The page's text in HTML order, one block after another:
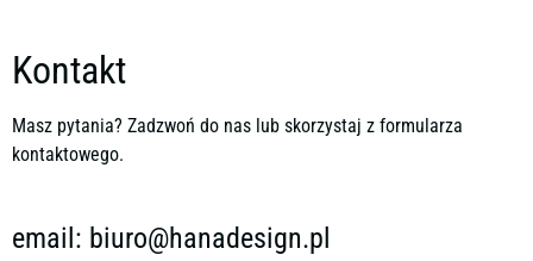
Kontakt
Masz pytania? Zadzwoń do nas lub skorzystaj z formularza
kontaktowego.
email: biuro@hanadesign.pl